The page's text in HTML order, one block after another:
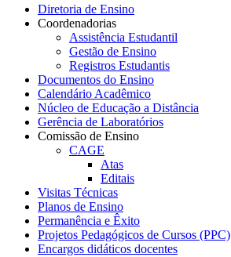
Diretoria de Ensino
Coordenadorias
Assistência Estudantil
Gestão de Ensino
Registros Estudantis
Documentos do Ensino
Calendário Acadêmico
Núcleo de Educação a Distância
Gerência de Laboratórios
Comissão de Ensino
CAGE
Atas
Editais
Visitas Técnicas
Planos de Ensino
Permanência e Êxito
Projetos Pedagógicos de Cursos (PPC)
Encargos didáticos docentes